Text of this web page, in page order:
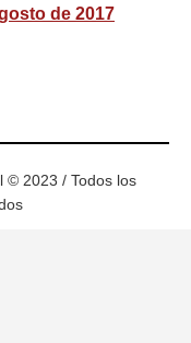
de 2017
© 2023 / Todos los